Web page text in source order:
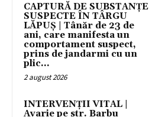
CAPTURĂ DE SUBSTANȚE
SUSPECTE ÎN TÂRGU
LĂPUȘ | Tânăr de 23 de
ani, care manifesta un
comportament suspect,
prins de jandarmi cu un
plic...
2 august 2026
INTERVENȚII VITAL |
Avarie pe str. Barbu